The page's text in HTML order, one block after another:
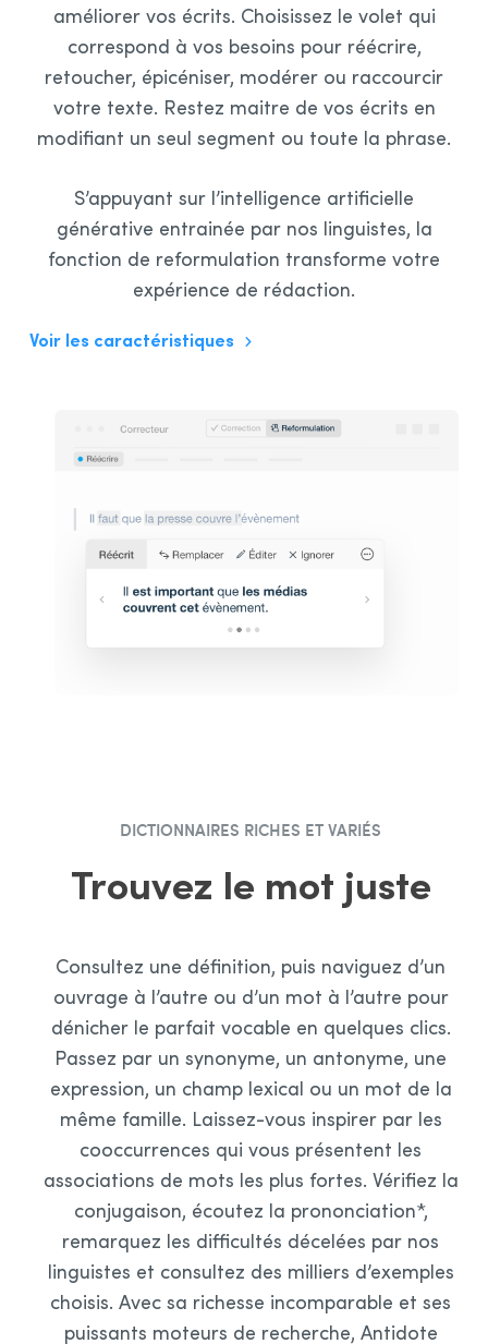
améliorer vos écrits. Choisissez le volet qui
correspond à vos besoins pour réécrire,
retoucher, épicéniser, modérer ou raccourcir
votre texte. Restez maitre de vos écrits en
modifiant un seul segment ou toute la phrase.
S’appuyant sur l’intelligence artificielle
générative entrainée par nos linguistes, la
fonction de reformulation transforme votre
expérience de rédaction.
Voir les caractéristiques
DICTIONNAIRES RICHES ET VARIÉS
Trouvez le mot juste
Consultez une définition, puis naviguez d’un
ouvrage à l’autre ou d’un mot à l’autre pour
dénicher le parfait vocable en quelques clics.
Passez par un synonyme, un antonyme, une
expression, un champ lexical ou un mot de la
même famille. Laissez-vous inspirer par les
cooccurrences qui vous présentent les
associations de mots les plus fortes. Vérifiez la
conjugaison, écoutez la prononciation*,
remarquez les difficultés décelées par nos
linguistes et consultez des milliers d’exemples
choisis. Avec sa richesse incomparable et ses
puissants moteurs de recherche, Antidote